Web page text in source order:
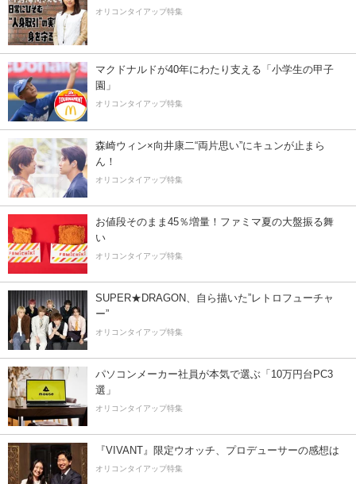
オリコンタイアップ特集
マクドナルドが40年にわたり支える「小学生の甲子
園」
オリコンタイアップ特集
森崎ウィン×向井康二“両片思い”にキュンが止まら
ん！
オリコンタイアップ特集
お値段そのまま45％増量！ファミマ夏の大盤振る舞
い
オリコンタイアップ特集
SUPER★DRAGON、自ら描いた”レトロフューチャ
ー”
オリコンタイアップ特集
パソコンメーカー社員が本気で選ぶ「10万円台PC3
選」
オリコンタイアップ特集
『VIVANT』限定ウオッチ、プロデューサーの感想は
オリコンタイアップ特集